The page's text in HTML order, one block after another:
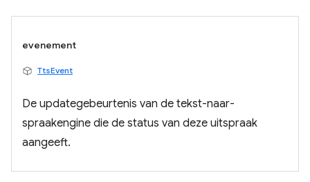
evenement
TtsEvent
De updategebeurtenis van de tekst-naar-
spraakengine die de status van deze uitspraak
aangeeft.